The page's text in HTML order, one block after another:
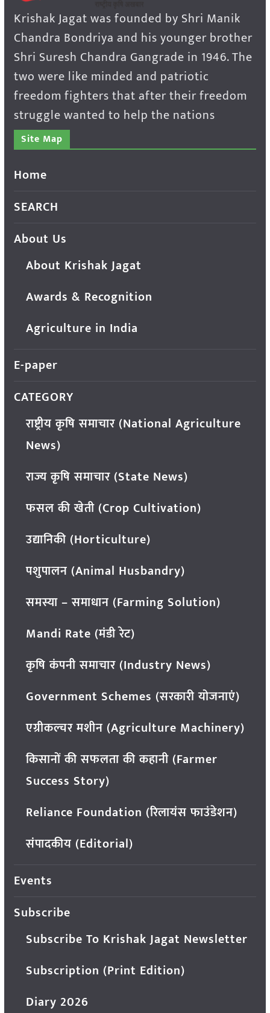
Krishak Jagat was founded by Shri Manik
Chandra Bondriya and his younger brother
Shri Suresh Chandra Gangrade in 1946. The
two were like minded and patriotic
freedom fighters that after their freedom
struggle wanted to help the nations
Site Map
Home
SEARCH
About Us
About Krishak Jagat
Awards & Recognition
Agriculture in India
E-paper
CATEGORY
राष्ट्रीय कृषि समाचार (National Agriculture
News)
राज्य कृषि समाचार (State News)
फसल की खेती (Crop Cultivation)
उद्यानिकी (Horticulture)
पशुपालन (Animal Husbandry)
समस्या – समाधान (Farming Solution)
Mandi Rate (मंडी रेट)
कृषि कंपनी समाचार (Industry News)
Government Schemes (सरकारी योजनाएं)
एग्रीकल्चर मशीन (Agriculture Machinery)
किसानों की सफलता की कहानी (Farmer
Success Story)
Reliance Foundation (रिलायंस फाउंडेशन)
संपादकीय (Editorial)
Events
Subscribe
Subscribe To Krishak Jagat Newsletter
Subscription (Print Edition)
Diary 2026